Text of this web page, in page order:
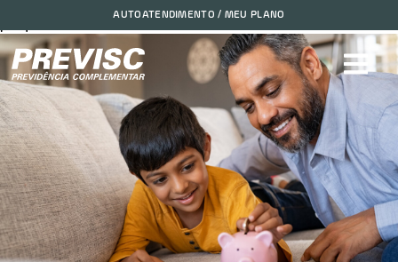
AUTOATENDIMENTO / MEU PLANO
A previdência privada é um bom investimento! Descubra o